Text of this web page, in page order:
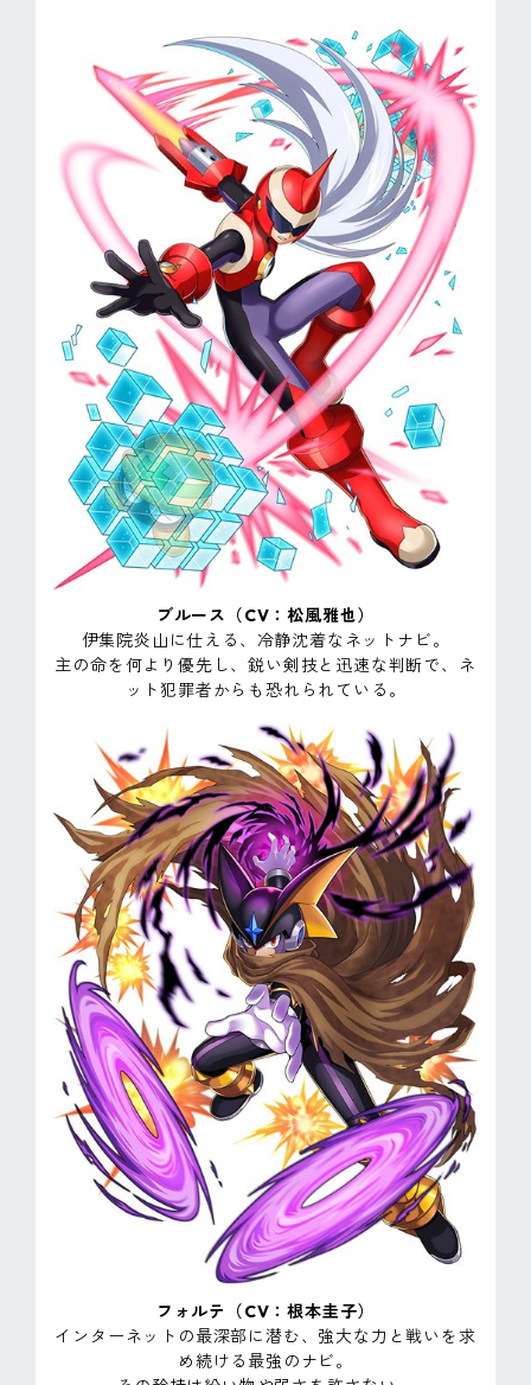
ブルース（CV：松風雅也）
伊集院炎山に仕える、冷静沈着なネットナビ。
主の命を何より優先し、鋭い剣技と迅速な判断で、ネ
ット犯罪者からも恐れられている。
フォルテ（CV：根本圭子）
インターネットの最深部に潜む、強大な力と戦いを求
め続ける最強のナビ。